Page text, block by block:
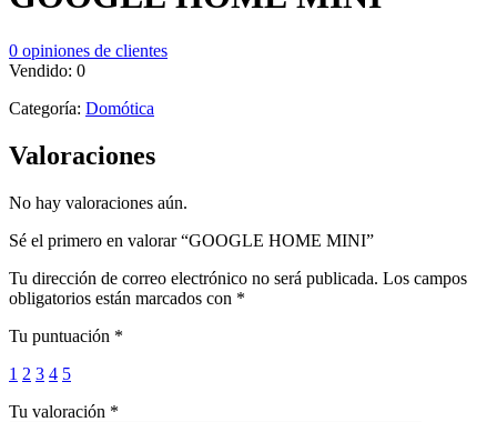
0 opiniones de clientes
Vendido: 0
Categoría: Domótica
Valoraciones
No hay valoraciones aún.
Sé el primero en valorar “GOOGLE HOME MINI”
Tu dirección de correo electrónico no será publicada. Los campos
obligatorios están marcados con *
Tu puntuación *
1 2 3 4 5
Tu valoración *